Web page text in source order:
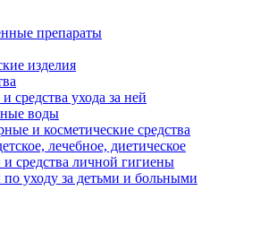
препараты
изделия
ухода за ней
воды
и косметические средства
лечебное, диетическое
средства личной гигиены
уходу за детьми и больными